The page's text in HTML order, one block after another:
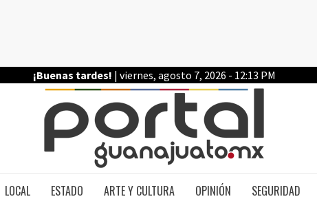
¡Buenas tardes! | viernes, agosto 7, 2026 - 12:13 PM
LOCAL ESTADO ARTE Y CULTURA OPINIÓN SEGURIDAD